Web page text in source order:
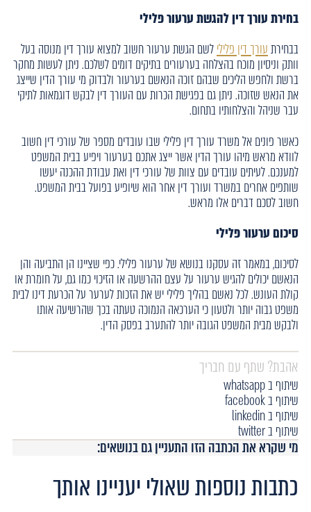
בחירת עורך דין להגשת ערעור פלילי
בבחירתעורך דין פלילילשם הגשת ערעור חשוב למצוא עורך דין מנוסה בעל
וותק וניסיון מוכח בהצלחה בערעורים בתיקים דומים לשלכם. ניתן לעשות מחקר
ברשת ולחפש הליכים שבהם זוכה הנאשם בערעור ולבדוק מי עורך הדין שייצג
את הנאש שזוכה. ניתן גם בפגישת הכרות עם העורך דין לבקש דוגמאות לתיקי
עבר שניהל והצלחותיו בתחום.
כאשר פונים אל משרד עורך דין פלילי שבו עובדים מספר של עורכי דין חשוב
לוודא מראש מיהו עורך הדין אשר ייצג אתכם בערעור ויפיע בבית המשפט
למענכם. לעיתים עובדים עם צוות של עורכי דין ואת עבודת ההכנה יעשו
שותפים אחרים במשרד ועורך דין אחר הוא שיופיע בפועל בבית המשפט.
חשוב לסכם דברים אלו מראש.
סיכום ערעור פלילי
לסיכום, במאמר זה עסקנו בנושא של ערעור פלילי. כפי שציינו הן התביעה והן
הנאשם יכולים להגיש ערעור על עצם ההרשעה או הזיכוי כמו גם, על חומרת או
קולת העונש. לכל נאשם בהליך פלילי יש את הזכות לערער על הכרעת דינו לבית
משפט גבוה יותר ולטעון כי הערכאה הנמוכה טעתה בכך שהרשיעה אותו
ולבקש מבית המשפט הגובה יותר להתערב בפסק הדין.
אהבת? שתף עם חבריך
שיתוף ב whatsapp
שיתוף ב facebook
שיתוף ב linkedin
שיתוף ב twitter
מי שקרא את הכתבה הזו התעניין גם בנושאים:
כתבות נוספות שאולי יעניינו אותך